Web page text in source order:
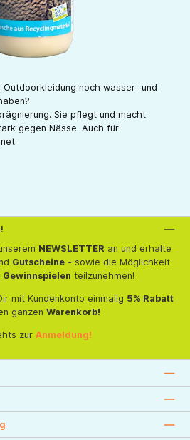
noch wasser- und
Sie pflegt und macht
gegen Nässe. Auch für
NEWSLETTER an und erhalte
Gutscheine- sowie die Möglichkeit
Gewinnspielen teilzunehmen!
mit Kundenkonto einmalig 5% Rabatt
ganzen Warenkorb!
zur Anmeldung!